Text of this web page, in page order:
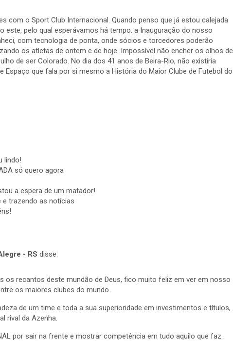
com o Sport Club Internacional. Quando penso que já estou calejada
este, pelo qual esperávamos há tempo: a Inauguração do nosso
com tecnologia de ponta, onde sócios e torcedores poderão
os atletas de ontem e de hoje. Impossível não encher os olhos de
de ser Colorado. No dia dos 41 anos de Beira-Rio, não existiria
Espaço que fala por si mesmo a História do Maior Clube de Futebol do
lindo!
só quero agora
a espera de um matador!
e trazendo as notícias
- RS disse:
os recantos deste mundão de Deus, fico muito feliz em ver em nosso
os maiores clubes do mundo.
de um time e toda a sua superioridade em investimentos e títulos,
rival da Azenha.
por sair na frente e mostrar competência em tudo aquilo que faz.